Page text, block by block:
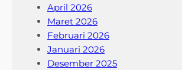
April 2026
Maret 2026
Februari 2026
Januari 2026
Desember 2025